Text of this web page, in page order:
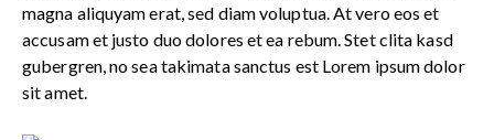
magna aliquyam erat, sed diam voluptua. At vero eos et
accusam et justo duo dolores et ea rebum. Stet clita kasd
gubergren, no sea takimata sanctus est Lorem ipsum dolor
sit amet.